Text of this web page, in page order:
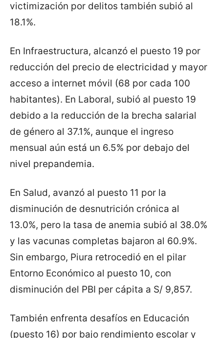
victimización por delitos también subió al
18.1%.
En Infraestructura, alcanzó el puesto 19 por
reducción del precio de electricidad y mayor
acceso a internet móvil (68 por cada 100
habitantes). En Laboral, subió al puesto 19
debido a la reducción de la brecha salarial
de género al 37.1%, aunque el ingreso
mensual aún está un 6.5% por debajo del
nivel prepandemia.
En Salud, avanzó al puesto 11 por la
disminución de desnutrición crónica al
13.0%, pero la tasa de anemia subió al 38.0%
y las vacunas completas bajaron al 60.9%.
Sin embargo, Piura retrocedió en el pilar
Entorno Económico al puesto 10, con
disminución del PBI per cápita a S/ 9,857.
También enfrenta desafíos en Educación
(puesto 16) por bajo rendimiento escolar y